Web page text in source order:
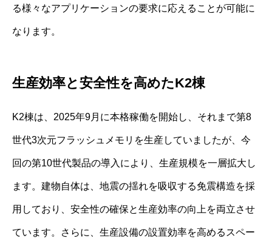
る様々なアプリケーションの要求に応えることが可能に
なります。
生産効率と安全性を高めたK2棟
K2棟は、2025年9月に本格稼働を開始し、それまで第8
世代3次元フラッシュメモリを生産していましたが、今
回の第10世代製品の導入により、生産規模を一層拡大し
ます。建物自体は、地震の揺れを吸収する免震構造を採
用しており、安全性の確保と生産効率の向上を両立させ
ています。さらに、生産設備の設置効率を高めるスペー